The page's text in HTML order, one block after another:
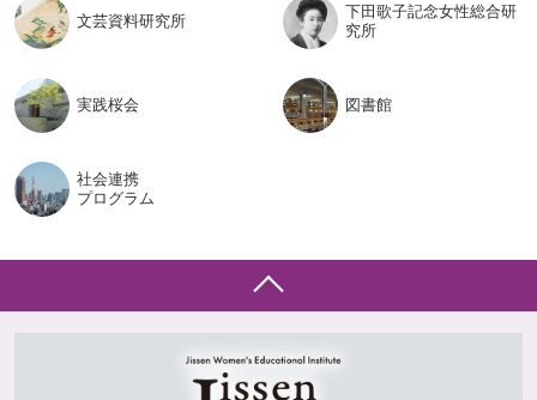
文芸資料研究所
下田歌子記念女性総合研
究所
実践桜会 図書館
社会連携
プログラム